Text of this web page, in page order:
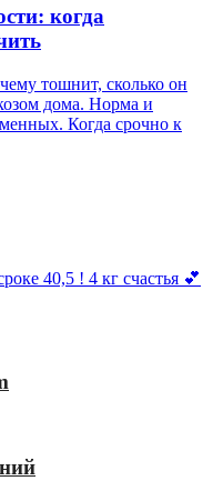
когда
тошнит, сколько он
дома. Норма и
Когда срочно к
40,5 ! 4 кг счастья 💕